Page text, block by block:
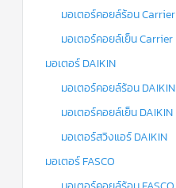
มอเตอร์คอยล์ร้อน Carrier
มอเตอร์คอยล์เย็น Carrier
มอเตอร์ DAIKIN
มอเตอร์คอยล์ร้อน DAIKIN
มอเตอร์คอยล์เย็น DAIKIN
มอเตอร์สวิงแอร์ DAIKIN
มอเตอร์ FASCO